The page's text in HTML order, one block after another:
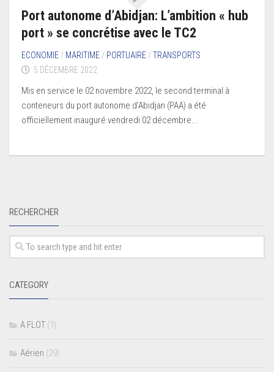
Port autonome d’Abidjan: L’ambition « hub
port » se concrétise avec le TC2
ECONOMIE / MARITIME / PORTUAIRE /TRANSPORTS
5 DÉCEMBRE 2022
Mis en service le 02 novembre 2022, le second terminal à
conteneurs du port autonome d’Abidjan (PAA) a été
officiellement inauguré vendredi 02 décembre...
RECHERCHER
CATEGORY
A FLOT (1)
Aérien (29)